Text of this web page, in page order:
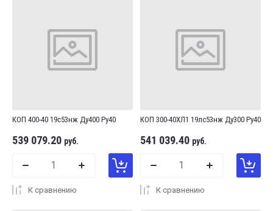
КОП 400-40 19с53нж Ду400 Ру40
539 079.20 руб.
К сравнению
КОП 300-40ХЛ1 19лс53нж Ду300 Ру40
541 039.40 руб.
К сравнению